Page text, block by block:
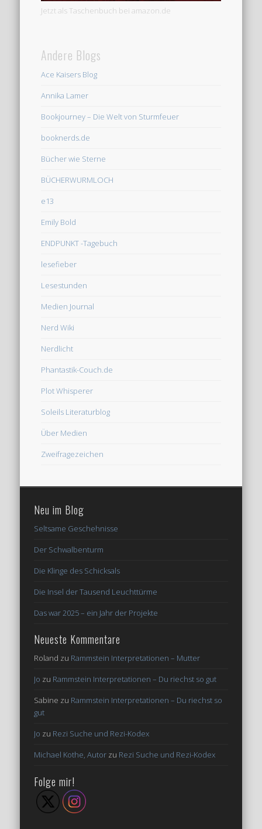
Jetzt als Taschenbuch bei amazon.de
Andere Blogs
Ace Kaisers Blog
Annika Lamer
Bookjourney – Die Welt von Sturmfeuer
booknerds.de
Bücher wie Sterne
BÜCHERWURMLOCH
e13
Emily Bold
ENDPUNKT -Tagebuch
lesefieber
Lesestunden
Medien Journal
Nerd Wiki
Nerdlicht
Phantastik-Couch.de
Plot Whisperer
Soleils Literaturblog
Über Medien
Zweifragezeichen
Neu im Blog
Seltsame Geschehnisse
Der Schwalbenturm
Die Klinge des Schicksals
Die Insel der Tausend Leuchttürme
Das war 2025 – ein Jahr der Projekte
Neueste Kommentare
Roland zu Rammstein Interpretationen – Mutter
Jo zu Rammstein Interpretationen – Du riechst so gut
Sabine zu Rammstein Interpretationen – Du riechst so
gut
Jo zu Rezi Suche und Rezi-Kodex
Michael Kothe, Autor zu Rezi Suche und Rezi-Kodex
Folge mir!